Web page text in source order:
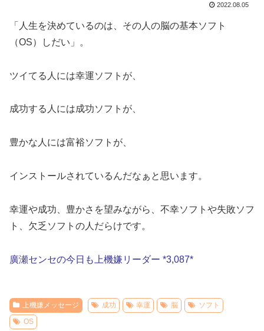
2022.08.05
「人生を決めているのは、その人の脳の基本ソフト
（OS）しだい」。
ツイてる人には幸運ソフトが、
成功する人には成功ソフトが、
豊かな人には富裕ソフトが、
インストールされているんだなぁと思います。
幸運や成功、豊かさを望みながら、不幸ソフトや失敗ソフ
ト、欠乏ソフトの人だらけです。
廣瀬センセの今日も上機嫌リーダー *3,087*
上機嫌メッセージ 成功 幸運 脳
ソフト
OS